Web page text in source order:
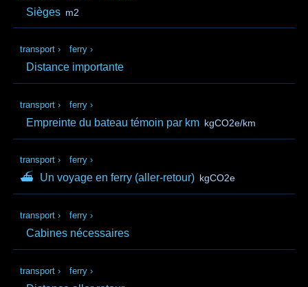
Sièges m2
transport › ferry ›
Distance importante
transport › ferry ›
Empreinte du bateau témoin par km kgCO2e/km
transport › ferry ›
⛴ Un voyage en ferry (aller‑retour) kgCO2e
transport › ferry ›
Cabines nécessaires
transport › ferry ›